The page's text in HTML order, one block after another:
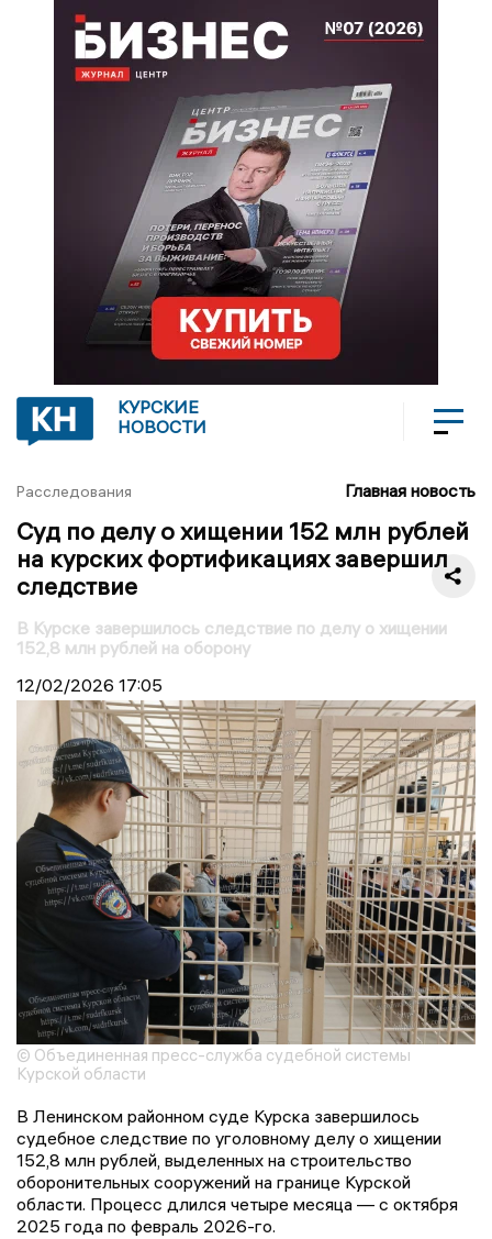
КУРСКИЕ
НОВОСТИ
Расследования Главная новость
Суд по делу о хищении 152 млн рублей
на курских фортификациях завершил
следствие
В Курске завершилось следствие по делу о хищении
152,8 млн рублей на оборону
12/02/2026 17:05
© Объединенная пресс-служба судебной системы
Курской области
В Ленинском районном суде Курска завершилось
судебное следствие по уголовному делу о хищении
152,8 млн рублей, выделенных на строительство
оборонительных сооружений на границе Курской
области. Процесс длился четыре месяца — с октября
2025 года по февраль 2026-го.